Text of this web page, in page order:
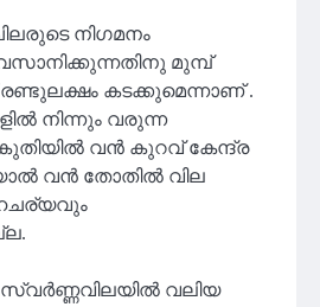
നിഗമനം
മുമ്പ്
കടക്കുമെന്നാണ് .
നിന്നും വരുന്ന
വൻ കുറവ് കേന്ദ്ര
വൻ തോതിൽ വില
വലിയ